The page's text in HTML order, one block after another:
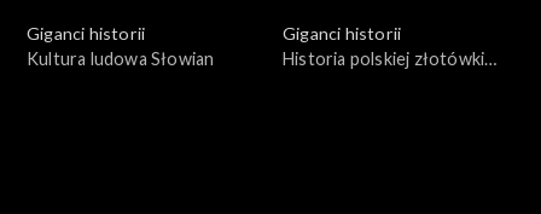
Giganci historii
Kultura ludowa Słowian
Giganci historii
Historia polskiej złotówki